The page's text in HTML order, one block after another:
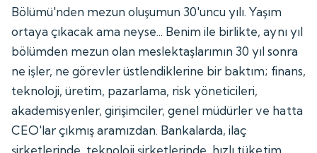
Bölümü'nden mezun oluşumun 30'uncu yılı. Yaşım
ortaya çıkacak ama neyse... Benim ile birlikte, aynı yıl
bölümden mezun olan meslektaşlarımın 30 yıl sonra
ne işler, ne görevler üstlendiklerine bir baktım; finans,
teknoloji, üretim, pazarlama, risk yöneticileri,
akademisyenler, girişimciler, genel müdürler ve hatta
CEO'lar çıkmış aramızdan. Bankalarda, ilaç
şirketlerinde, teknoloji şirketlerinde, hızlı tüketim